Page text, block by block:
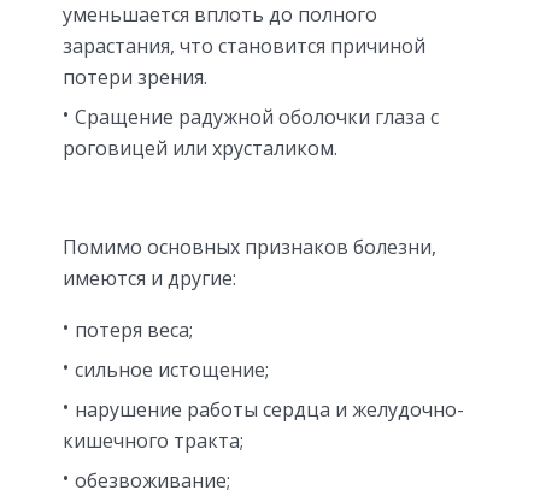
уменьшается вплоть до полного
зарастания, что становится причиной
потери зрения.
Сращение радужной оболочки глаза с
роговицей или хрусталиком.
Помимо основных признаков болезни,
имеются и другие:
потеря веса;
сильное истощение;
нарушение работы сердца и желудочно-
кишечного тракта;
обезвоживание;